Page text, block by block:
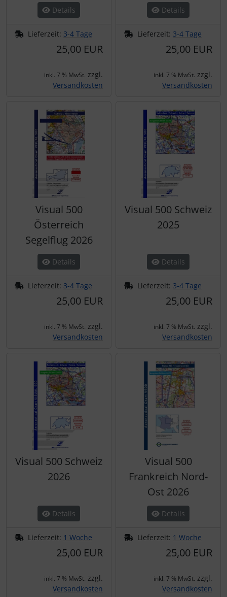
Details
Lieferzeit: 3-4 Tage
25,00 EUR
inkl. 7 % MwSt. zzgl.
Versandkosten
Details
Lieferzeit: 3-4 Tage
25,00 EUR
inkl. 7 % MwSt. zzgl.
Versandkosten
Visual 500
Österreich
Segelflug 2026
Details
Lieferzeit: 3-4 Tage
25,00 EUR
inkl. 7 % MwSt. zzgl.
Versandkosten
Visual 500 Schweiz
2025
Details
Lieferzeit: 3-4 Tage
25,00 EUR
inkl. 7 % MwSt. zzgl.
Versandkosten
Visual 500 Schweiz
2026
Details
Lieferzeit: 1 Woche
25,00 EUR
inkl. 7 % MwSt. zzgl.
Versandkosten
Visual 500
Frankreich Nord-
Ost 2026
Details
Lieferzeit: 1 Woche
25,00 EUR
inkl. 7 % MwSt. zzgl.
Versandkosten